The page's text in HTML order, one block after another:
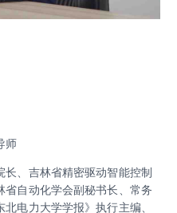
师
、吉林省精密驱动智能控制
省自动化学会副秘书长、常务
电力大学学报》执行主编、